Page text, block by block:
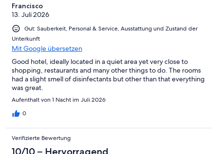
Francisco
13. Juli 2026
Gut: Sauberkeit, Personal & Service, Ausstattung und Zustand der
Unterkunft
Mit Google übersetzen
Good hotel, ideally located in a quiet area yet very close to
shopping, restaurants and many other things to do. The rooms
had a slight smell of disinfectants but other than that everything
was great.
Aufenthalt von 1 Nacht im Juli 2026
0
Verifizierte Bewertung
10/10 – Hervorragend